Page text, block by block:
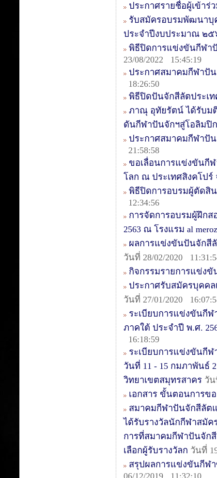
ประกาศรายชื่อผู้เข้า
รับสมัครอบรมพัฒนาบุ
ประจำปีงบประมาณ ๒
พิธีปิดการแข่งขันกีฬา
23/08/2022 15:45:19
ประกาศสมาคมกีฬาปั
18:26:50
พิธีปิดปันจักสีลัตประเ
ภาณุ อุทัยรัตน์ ได้รับม
ดันกีฬาปันจักฯสู่โอลิมปิก
ประกาศสมาคมกีฬาปัน
21:58:58
ขอเลื่อนการแข่งขันกี
โลก ณ ประเทศสิงคโปร์
พิธีปิดการอบรมผู้ตัดสิ
12:34:56
การจัดการอบรมผู้ฝึกส
2563 ณ โรงแรม al
ผลการแข่งขันปันจักสีลั
วันที่ 28/02/2020
กิจกรรมรายการแข่ง
ประกาศรับสมัครบุคคล
วันที่ 27/01/2020
ระเบียบการแข่งขันกี
ภาคใต้ ประจำปี พ.ศ.
16:18:59
ระเบียบการแข่งขันกีฬ
วันที่ 11 - 15 กมภาพันธ์
วิทยาเขตสมุทรสาคร วัน
เอกสาร ขั้นตอนการข
สมาคมกีฬาปันจักสีลัต
ได้รับรางวัลนักกีฬาสมัค
การที่สมาคมกีฬาปันจัก
เลือกผู้รับรางวัลก วันที่
สรุปผลการแข่งขันกีฬา
06/12/2019 11:32:10